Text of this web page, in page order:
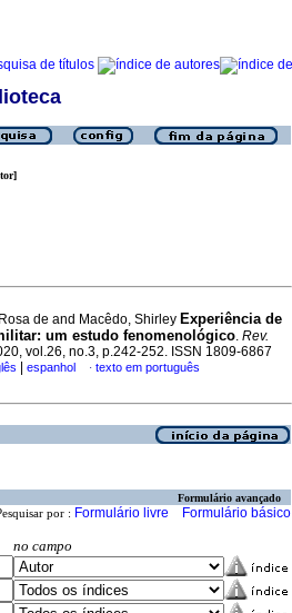
de and Macêdo, Shirley Experiência de
: um estudo fenomenológico. Rev.
vol.26, no.3, p.242-252. ISSN 1809-6867
espanhol · texto em português
Formulário avançado
por : Formulário livre Formulário básico
no campo